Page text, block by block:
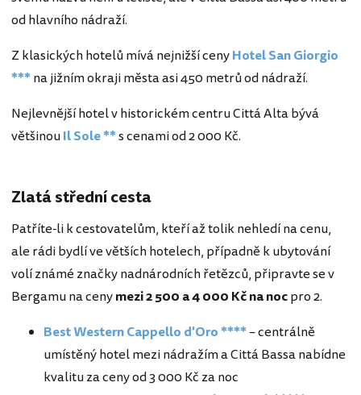
od hlavního nádraží.
Z klasických hotelů mívá nejnižší cenyHotel San Giorgio
***na jižním okraji města asi 450 metrů od nádraží.
Nejlevnější hotel v historickém centru Cittá Alta bývá
většinouIl Sole **s cenami od 2 000 Kč.
Zlatá střední cesta
Patříte-li k cestovatelům, kteří až tolik nehledí na cenu,
ale rádi bydlí ve větších hotelech, případně k ubytování
volí známé značky nadnárodních řetězců, připravte se v
Bergamu na cenymezi 2 500 a 4 000 Kč na nocpro 2.
Best Western Cappello d'Oro ****– centrálně
umístěný hotel mezi nádražím a Cittá Bassa nabídne
kvalitu za ceny od 3 000 Kč za noc